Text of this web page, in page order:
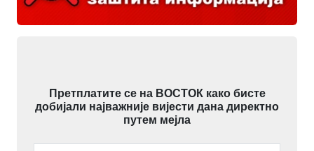
Претплатите се на ВОСТОК како бисте
добијали најважније вијести дана директно
путем мејла